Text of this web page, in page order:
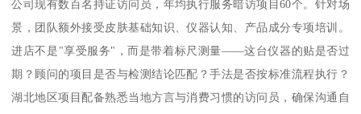
公司现有数百名持证访问员，年均执行服务暗访项目60个。针对场
景，团队额外接受皮肤基础知识、仪器认知、产品成分专项培训。
进店不是 "享受服务" ，而是带着标尺测量——这台仪器的贴是否过
期？顾问的项目是否与检测结论匹配？手法是否按标准流程执行？
湖北地区项目配备熟悉当地方言与消费习惯的访问员，确保沟通自